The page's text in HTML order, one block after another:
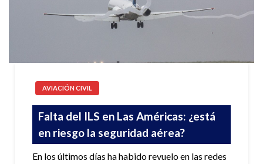
AVIACIÓN CIVIL
Falta del ILS en Las Américas: ¿está
en riesgo la seguridad aérea?
En los últimos días ha habido revuelo en las redes